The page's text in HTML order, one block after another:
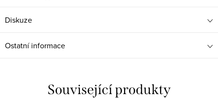
Diskuze
Ostatní informace
Související produkty